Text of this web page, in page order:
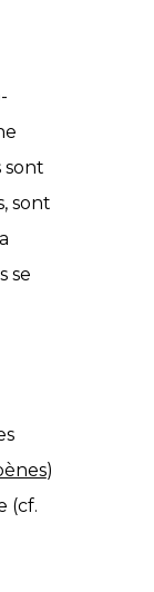
sont
sont
se
)
(cf.